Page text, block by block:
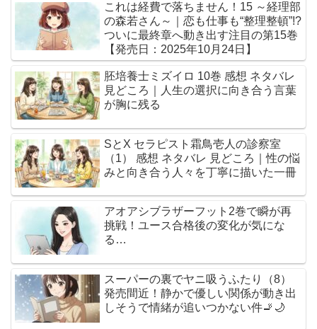
これは経費で落ちません！15 ～経理部
の森若さん～｜恋も仕事も“整理整頓”!?
ついに最終章へ動き出す注目の第15巻
【発売日：2025年10月24日】
胚培養士ミズイロ 10巻 感想 ネタバレ
見どころ｜人生の選択に向き合う言葉
が胸に残る
SとX セラピスト霜鳥壱人の診察室
（1） 感想 ネタバレ 見どころ｜性の悩
みと向き合う人々を丁寧に描いた一冊
アオアシブラザーフット2巻で瞬が再
挑戦！ユース合格後の変化が気にな
る…
スーパーの裏でヤニ吸うふたり（8）
発売間近！静かで優しい関係が動き出
しそうで情緒が追いつかない件🚬🌙